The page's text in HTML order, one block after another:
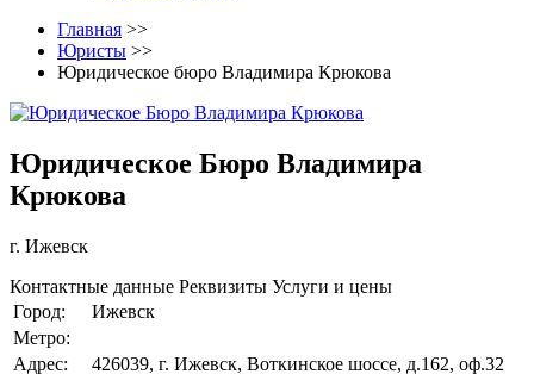
Главная >>
Юристы >>
Юридическое бюро Владимира Крюкова
Юридическое Бюро Владимира
Крюкова
г. Ижевск
Контактные данные Реквизиты Услуги и цены
Город:
Ижевск
Метро:
Адрес:
426039, г. Ижевск, Воткинское шоссе, д.162, оф.32